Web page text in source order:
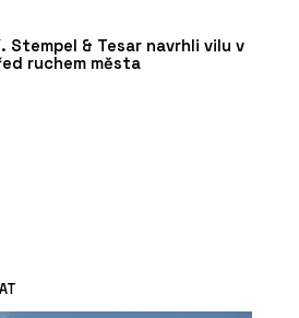
Stempel & Tesar navrhli vilu v
ruchem města